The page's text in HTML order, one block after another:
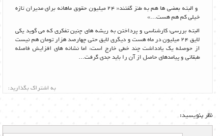
و البته بعضی ها هم به طنز گفتند« 24 میلیون حقوق ماهانه برای مدیران تازه
خیلی کم هم هست...»
البته بررسی، کارشناسی و پرداختن به ریشه های چنین تفکری که می گوید یکی
لایق 24 میلیون در ماه هست و دیگری لایق حتی چهارصد هزار تومان هم نیست
از حوصله یک یادداشت چند خطی خارج است، اما نشانه های افزایش فاصله
طبقاتی و پیامدهای حاصل از آن را باید جدی گرفت...
به اشتراک بگذارید:
نظر بنویسید: